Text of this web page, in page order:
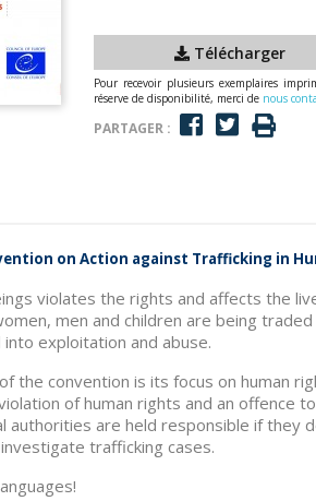
Télécharger
Pour recevoir plusieurs exemplaires
réserve de disponibilité, merci de nous
PARTAGER :
on Action against Trafficking in
violates the rights and affects the
men and children are being
exploitation and abuse.
the convention is its focus on human
of human rights and an offence
authorities are held responsible if
trafficking cases.